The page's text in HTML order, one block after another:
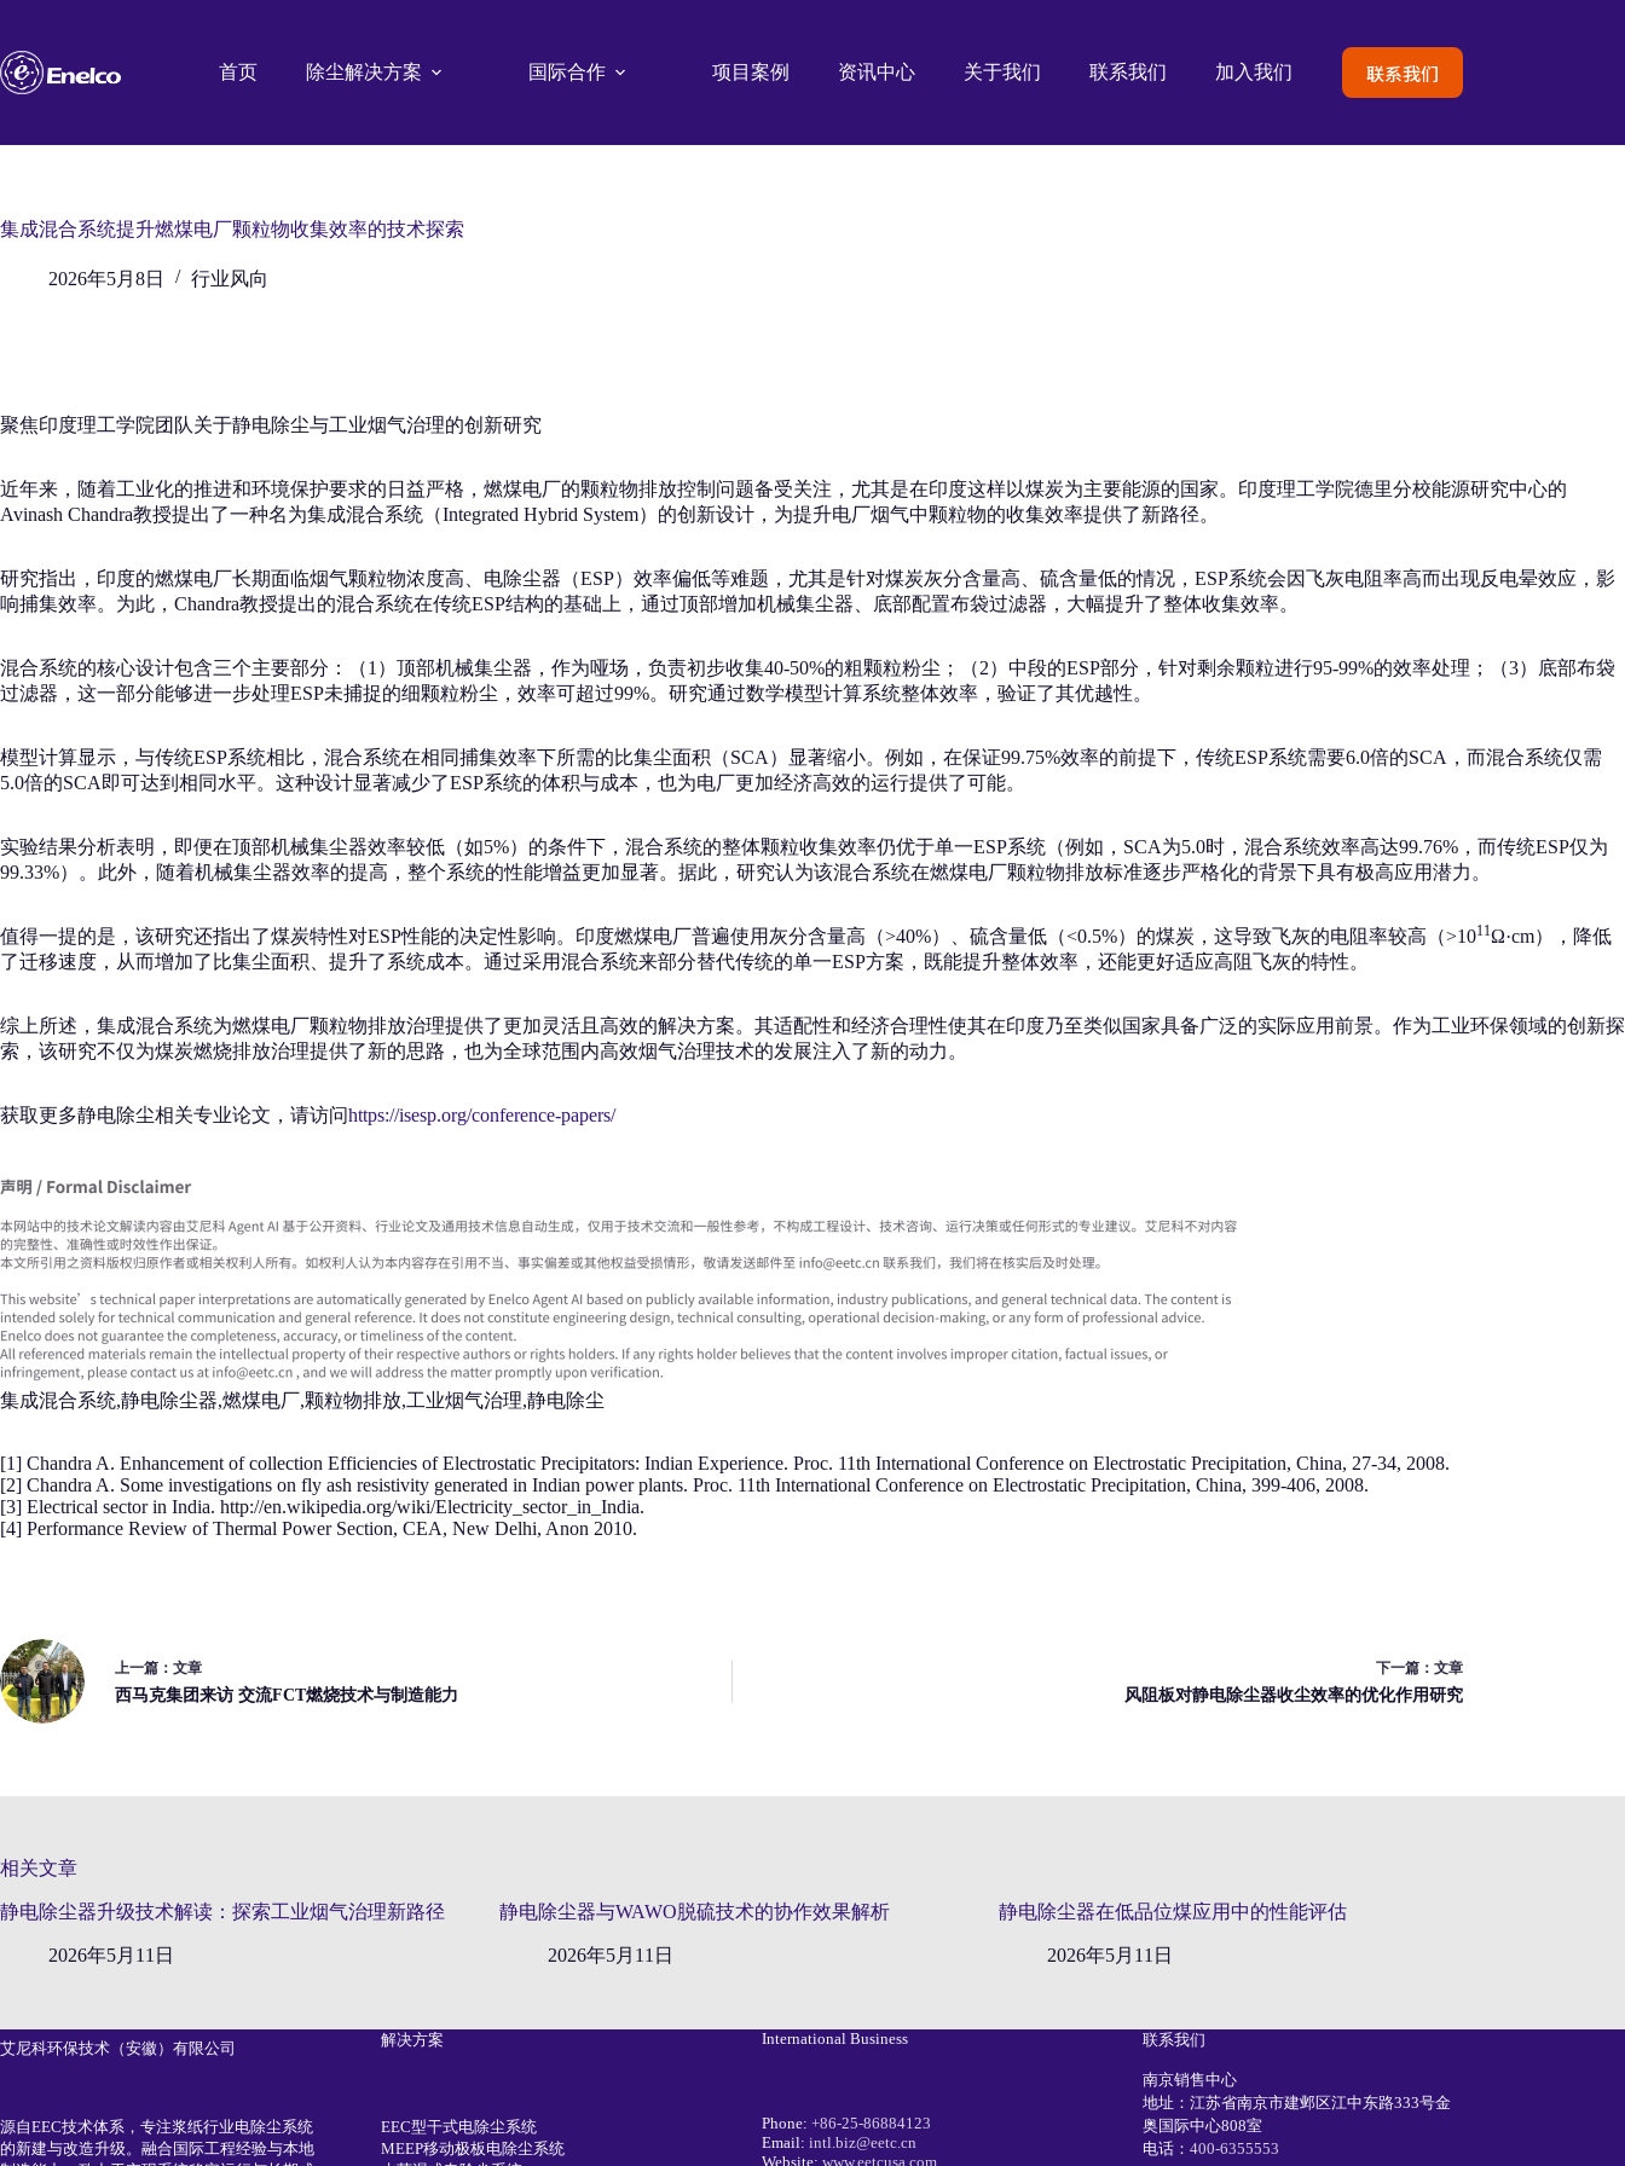
内
容
首页 除尘解决方案 国际合作 项目案例 资讯中心 关于我们 联系我们 加入我们 联系我们
集成混合系统提升燃煤电厂颗粒物收集效率的技术探索
2026年5月8日 行业风向
聚焦印度理工学院团队关于静电除尘与工业烟气治理的创新研究
近年来，随着工业化的推进和环境保护要求的日益严格，燃煤电厂的颗粒物排放控制问题备受关注，尤其是在印度这样以煤炭为主要能源的国家。印度理工学院德里分校能源研究中心的
Avinash Chandra教授提出了一种名为集成混合系统（Integrated Hybrid System）的创新设计，为提升电厂烟气中颗粒物的收集效率提供了新路径。
研究指出，印度的燃煤电厂长期面临烟气颗粒物浓度高、电除尘器（ESP）效率偏低等难题，尤其是针对煤炭灰分含量高、硫含量低的情况，ESP系统会因飞灰电阻率高而出现反电晕效应，影
响捕集效率。为此，Chandra教授提出的混合系统在传统ESP结构的基础上，通过顶部增加机械集尘器、底部配置布袋过滤器，大幅提升了整体收集效率。
混合系统的核心设计包含三个主要部分：（1）顶部机械集尘器，作为哑场，负责初步收集40-50%的粗颗粒粉尘；（2）中段的ESP部分，针对剩余颗粒进行95-99%的效率处理；（3）底部布袋
过滤器，这一部分能够进一步处理ESP未捕捉的细颗粒粉尘，效率可超过99%。研究通过数学模型计算系统整体效率，验证了其优越性。
模型计算显示，与传统ESP系统相比，混合系统在相同捕集效率下所需的比集尘面积（SCA）显著缩小。例如，在保证99.75%效率的前提下，传统ESP系统需要6.0倍的SCA，而混合系统仅需
5.0倍的SCA即可达到相同水平。这种设计显著减少了ESP系统的体积与成本，也为电厂更加经济高效的运行提供了可能。
实验结果分析表明，即便在顶部机械集尘器效率较低（如5%）的条件下，混合系统的整体颗粒收集效率仍优于单一ESP系统（例如，SCA为5.0时，混合系统效率高达99.76%，而传统ESP仅为
99.33%）。此外，随着机械集尘器效率的提高，整个系统的性能增益更加显著。据此，研究认为该混合系统在燃煤电厂颗粒物排放标准逐步严格化的背景下具有极高应用潜力。
值得一提的是，该研究还指出了煤炭特性对ESP性能的决定性影响。印度燃煤电厂普遍使用灰分含量高（>40%）、硫含量低（<0.5%）的煤炭，这导致飞灰的电阻率较高（>1011Ω·cm），降低
了迁移速度，从而增加了比集尘面积、提升了系统成本。通过采用混合系统来部分替代传统的单一ESP方案，既能提升整体效率，还能更好适应高阻飞灰的特性。
综上所述，集成混合系统为燃煤电厂颗粒物排放治理提供了更加灵活且高效的解决方案。其适配性和经济合理性使其在印度乃至类似国家具备广泛的实际应用前景。作为工业环保领域的创新探
索，该研究不仅为煤炭燃烧排放治理提供了新的思路，也为全球范围内高效烟气治理技术的发展注入了新的动力。
获取更多静电除尘相关专业论文，请访问https://isesp.org/conference-papers/
集成混合系统,静电除尘器,燃煤电厂,颗粒物排放,工业烟气治理,静电除尘
[1] Chandra A. Enhancement of collection Efficiencies of Electrostatic Precipitators: Indian Experience. Proc. 11th International Conference on Electrostatic Precipitation, China, 27-34, 2008.
[2] Chandra A. Some investigations on fly ash resistivity generated in Indian power plants. Proc. 11th International Conference on Electrostatic Precipitation, China, 399-406, 2008.
[3] Electrical sector in India. http://en.wikipedia.org/wiki/Electricity_sector_in_India.
[4] Performance Review of Thermal Power Section, CEA, New Delhi, Anon 2010.
上一篇： 文章
西马克集团来访 交流FCT燃烧技术与制造能力
下一篇： 文章
风阻板对静电除尘器收尘效率的优化作用研究
相关文章
静电除尘器升级技术解读：探索工业烟气治理新路径
2026年5月11日
静电除尘器与WAWO脱硫技术的协作效果解析
2026年5月11日
静电除尘器在低品位煤应用中的性能评估
2026年5月11日
艾尼科环保技术（安徽）有限公司
源自EEC技术体系，专注浆纸行业电除尘系统
的新建与改造升级。融合国际工程经验与本地
解决方案
EEC型干式电除尘系统
MEEP移动极板电除尘系统
International Business
Phone: +86-25-86884123
Email: intl.biz@eetc.cn
Website: www.eetcusa.com
联系我们
南京销售中心
地址：江苏省南京市建邺区江中东路333号金
奥国际中心808室
电话： 400-6355553